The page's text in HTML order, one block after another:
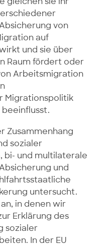
von
auf
und sie über
Raum fördert oder
Arbeitsmigration
Migrationspolitik
Zusammenhang
sozialer
bi- und multilaterale
und
untersucht.
in denen wir
Erklärung des
sozialer
In der EU